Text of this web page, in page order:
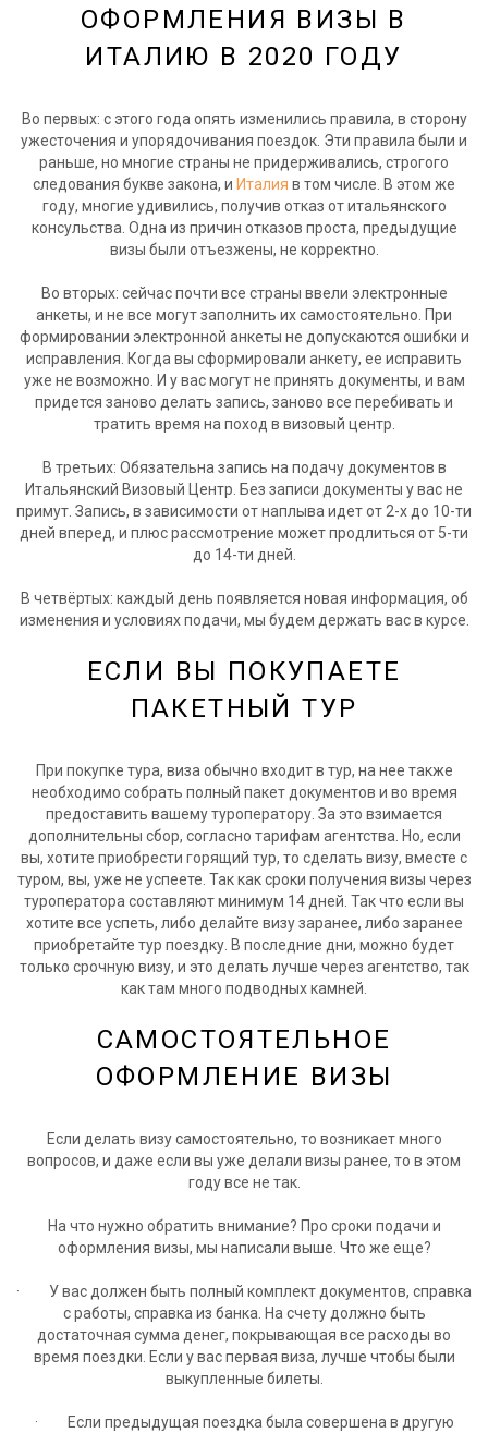
ОФОРМЛЕНИЯ ВИЗЫ В
ИТАЛИЮ В 2020 ГОДУ
Во первых: с этого года опять изменились правила, в сторону
ужесточения и упорядочивания поездок. Эти правила были и
раньше, но многие страны не придерживались, строгого
следования букве закона, и Италия в том числе. В этом же
году, многие удивились, получив отказ от итальянского
консульства. Одна из причин отказов проста, предыдущие
визы были отъезжены, не корректно.
Во вторых: сейчас почти все страны ввели электронные
анкеты, и не все могут заполнить их самостоятельно. При
формировании электронной анкеты не допускаются ошибки и
исправления. Когда вы сформировали анкету, ее исправить
уже не возможно. И у вас могут не принять документы, и вам
придется заново делать запись, заново все перебивать и
тратить время на поход в визовый центр.
В третьих: Обязательна запись на подачу документов в
Итальянский Визовый Центр. Без записи документы у вас не
примут. Запись, в зависимости от наплыва идет от 2-х до 10-ти
дней вперед, и плюс рассмотрение может продлиться от 5-ти
до 14-ти дней.
В четвёртых: каждый день появляется новая информация, об
изменения и условиях подачи, мы будем держать вас в курсе.
ЕСЛИ ВЫ ПОКУПАЕТЕ
ПАКЕТНЫЙ ТУР
При покупке тура, виза обычно входит в тур, на нее также
необходимо собрать полный пакет документов и во время
предоставить вашему туроператору. За это взимается
дополнительны сбор, согласно тарифам агентства. Но, если
вы, хотите приобрести горящий тур, то сделать визу, вместе с
туром, вы, уже не успеете. Так как сроки получения визы через
туроператора составляют минимум 14 дней. Так что если вы
хотите все успеть, либо делайте визу заранее, либо заранее
приобретайте тур поездку. В последние дни, можно будет
только срочную визу, и это делать лучше через агентство, так
как там много подводных камней.
САМОСТОЯТЕЛЬНОЕ
ОФОРМЛЕНИЕ ВИЗЫ
Если делать визу самостоятельно, то возникает много
вопросов, и даже если вы уже делали визы ранее, то в этом
году все не так.
На что нужно обратить внимание? Про сроки подачи и
оформления визы, мы написали выше. Что же еще?
· У вас должен быть полный комплект документов, справка
с работы, справка из банка. На счету должно быть
достаточная сумма денег, покрывающая все расходы во
время поездки. Если у вас первая виза, лучше чтобы были
выкупленные билеты.
· Если предыдущая поездка была совершена в другую